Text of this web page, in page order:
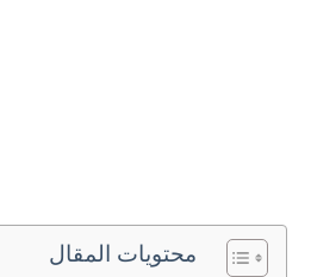
محتويات المقال